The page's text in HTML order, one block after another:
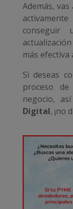
Además,
conseguir
más efectiva
Si deseas
proceso de
negocio,
Digital, ¡no